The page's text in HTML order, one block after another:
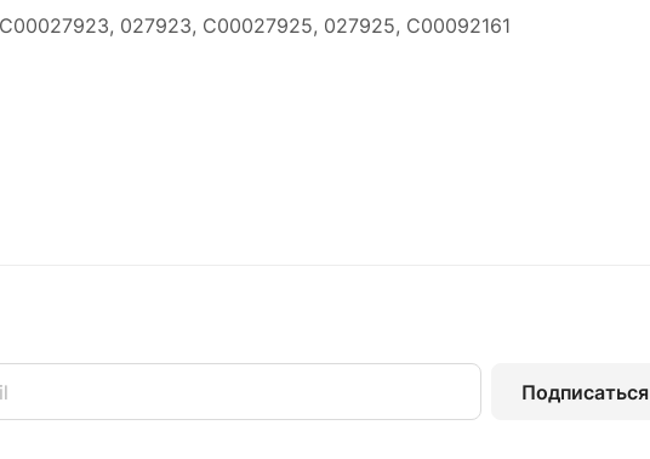
027923, C00027925, 027925, C00092161
Подписаться